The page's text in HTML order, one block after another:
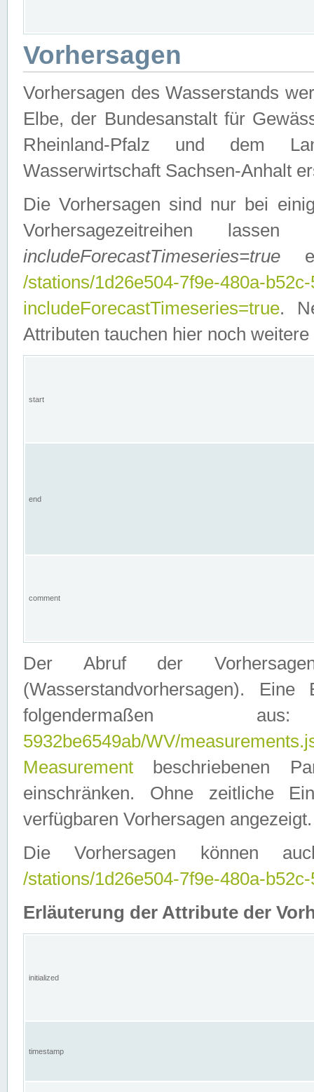
Vorhersagen
Vorhersagen des Wasserstands
Elbe, der Bundesanstalt für
Rheinland-Pfalz und dem
Wasserwirtschaft Sachsen-Anhalt
Die Vorhersagen sind nur bei
Vorhersagezeitreihen
includeForecastTimeseries=true
/stations/1d26e504-7f9e-480a-
includeForecastTimeseries=true.
Attributen tauchen hier noch weitere
start
end
comment
Der Abruf der
(Wasserstandvorhersagen).
folgendermaßen
5932be6549ab/WV/
Measurement beschriebenen
einschränken. Ohne zeitliche
verfügbaren Vorhersagen angezeigt.
Die Vorhersagen können
/stations/1d26e504-7f9e-480a-
Erläuterung der Attribute der
initialized
timestamp